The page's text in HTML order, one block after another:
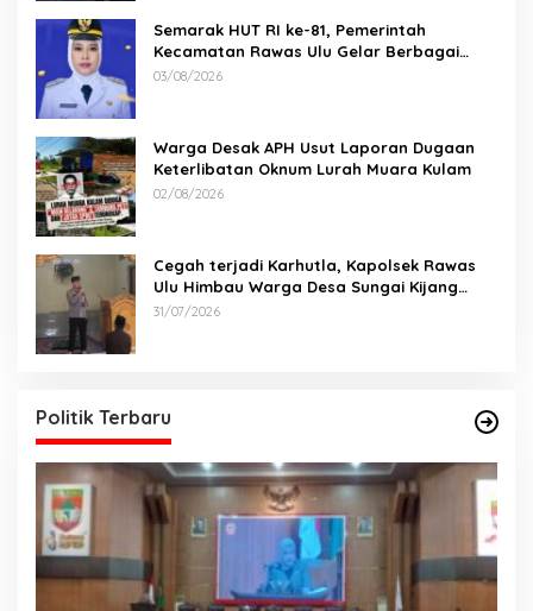
Semarak HUT RI ke-81, Pemerintah
Kecamatan Rawas Ulu Gelar Berbagai
Lomba
03/08/2026
Warga Desak APH Usut Laporan Dugaan
Keterlibatan Oknum Lurah Muara Kulam
02/08/2026
Cegah terjadi Karhutla, Kapolsek Rawas
Ulu Himbau Warga Desa Sungai Kijang
Sesuai Maklumat Kapolda Sumsel
31/07/2026
Politik Terbaru